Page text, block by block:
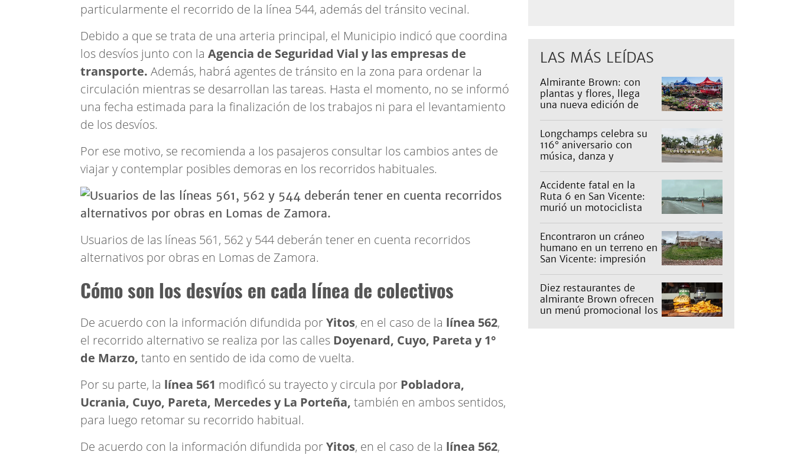
particularmente el recorrido de la línea 544, además del tránsito vecinal.
Debido a que se trata de una arteria principal, el Municipio indicó que coordina
los desvíos junto con la Agencia de Seguridad Vial y las empresas de
transporte. Además, habrá agentes de tránsito en la zona para ordenar la
circulación mientras se desarrollan las tareas. Hasta el momento, no se informó
una fecha estimada para la finalización de los trabajos ni para el levantamiento
de los desvíos.
Por ese motivo, se recomienda a los pasajeros consultar los cambios antes de
viajar y contemplar posibles demoras en los recorridos habituales.
Usuarios de las líneas 561, 562 y 544 deberán tener en cuenta recorridos
alternativos por obras en Lomas de Zamora.
Cómo son los desvíos en cada línea de colectivos
De acuerdo con la información difundida porYitos, en el caso de la línea 562,
el recorrido alternativo se realiza por las calles Doyenard, Cuyo, Pareta y 1°
de Marzo, tanto en sentido de ida como de vuelta.
Por su parte, la línea 561 modificó su trayecto y circula por Pobladora,
Ucrania, Cuyo, Pareta, Mercedes y La Porteña, también en ambos sentidos,
para luego retomar su recorrido habitual.
De acuerdo con la información difundida porYitos, en el caso de la línea 562,
LAS MÁS LEÍDAS
Almirante Brown: con
plantas y flores, llega
una nueva edición de
Longchamps celebra su
116° aniversario con
música, danza y
familia
Accidente fatal en la
Ruta 6 en San Vicente:
murió un motociclista
Encontraron un cráneo
humano en un terreno en
San Vicente: impresión
Diez restaurantes de
almirante Brown ofrecen
un menú promocional los